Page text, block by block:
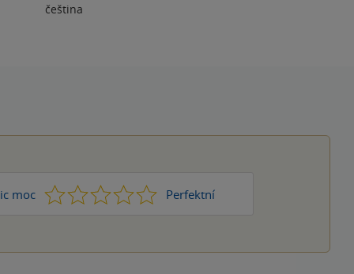
čeština
moc 1 2 3 4 Perfektní
5